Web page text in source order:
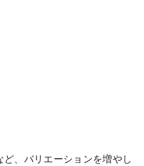
、バリエーションを増やし